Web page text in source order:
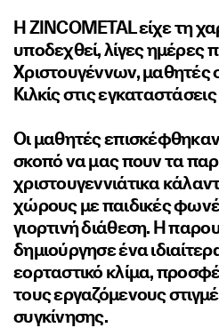
Η ZINCOMETAL είχε τη
υποδεχθεί, λίγες ημέρες
Χριστουγέννων, μαθητές
Κιλκίς στις
Οι μαθητές επισκέφθηκαν
σκοπό να μας πουν τα
χριστουγεννιάτικα
χώρους με παιδικές
γιορτινή διάθεση. Η
δημιούργησε ένα
εορταστικό κλίμα,
τους εργαζόμενους
συγκίνησης.